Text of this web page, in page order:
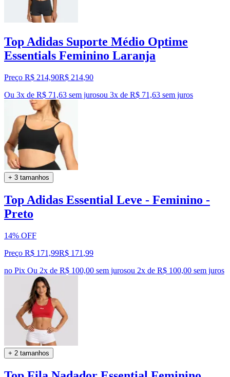
Top Adidas Suporte Médio Optime
Essentials Feminino Laranja
Preço R$ 214,90R$ 214,90
Ou 3x de R$ 71,63 sem jurosou 3x de R$ 71,63 sem juros
+ 3 tamanhos
Top Adidas Essential Leve - Feminino -
Preto
14% OFF
Preço R$ 171,99R$ 171 ,99
no Pix Ou 2x de R$ 100,00 sem jurosou 2x de R$ 100,00 sem juros
+ 2 tamanhos